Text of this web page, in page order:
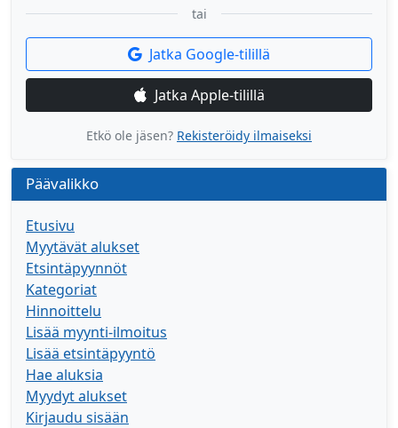
tai
Jatka Google-tilillä
Jatka Apple-tilillä
Etkö ole jäsen? Rekisteröidy ilmaiseksi
Päävalikko
Etusivu
Myytävät alukset
Etsintäpyynnöt
Kategoriat
Hinnoittelu
Lisää myynti-ilmoitus
Lisää etsintäpyyntö
Hae aluksia
Myydyt alukset
Kirjaudu sisään